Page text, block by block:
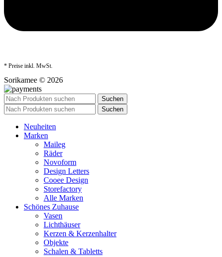
* Preise inkl. MwSt.
Sorikamee © 2026
Suchen
Suchen
Neuheiten
Marken
Maileg
Räder
Novoform
Design Letters
Cooee Design
Storefactory
Alle Marken
Schönes Zuhause
Vasen
Lichthäuser
Kerzen & Kerzenhalter
Objekte
Schalen & Tabletts